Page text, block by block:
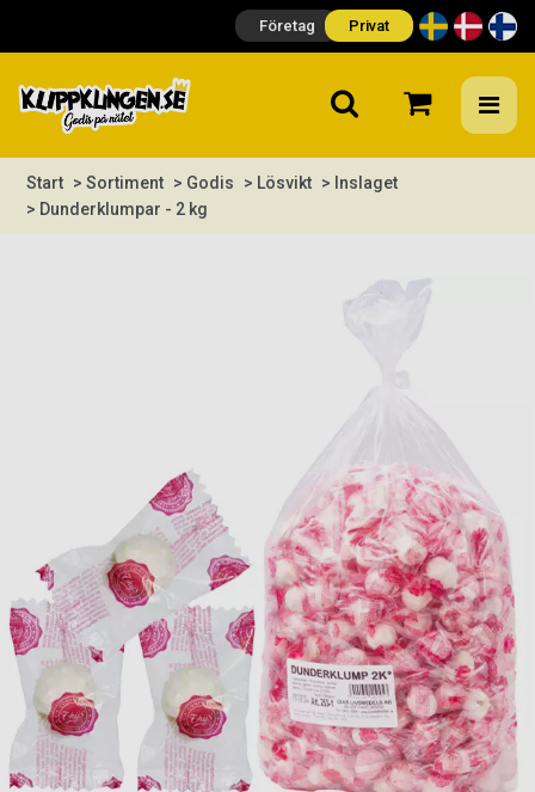
Företag Privat
Start > Sortiment > Godis > Lösvikt > Inslaget
> Dunderklumpar - 2 kg